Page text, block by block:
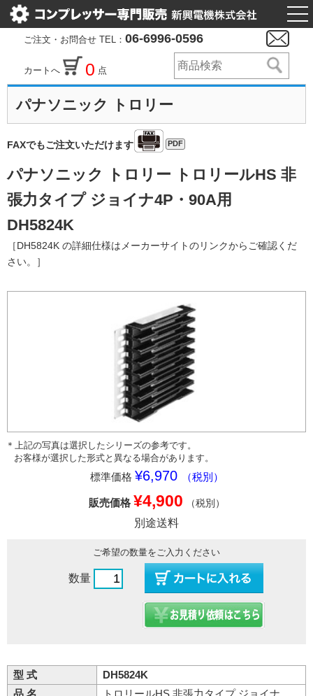
ご注文・お問合せ TEL： 06-6996-0596
カートへ 0 点
パナソニック トロリー
FAXでもご注文いただけます PDF
パナソニック トロリー トロリールHS 非
張力タイプ ジョイナ4P・90A用
DH5824K
［DH5824K の詳細仕様はメーカーサイトのリンクからご確認くだ
さい。］
＊上記の写真は選択したシリーズの参考です。
お客様が選択した形式と異なる場合があります。
標準価格 ¥6,970 （税別）
販売価格 ¥4,900 （税別）
別途送料
ご希望の数量をご入力ください
数量
型 式
DH5824K